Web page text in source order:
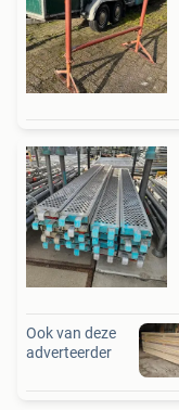
Ook van deze
adverteerder